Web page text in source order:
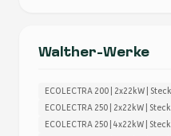
Walther-Werke
ECOLECTRA 200 | 2x22kW |
ECOLECTRA 250 | 2x22kW |
ECOLECTRA 250 | 4x22kW |